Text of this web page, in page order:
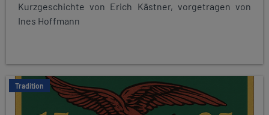
Kurzgeschichte von Erich Kästner, vorgetragen von
Ines Hoffmann
Tradition